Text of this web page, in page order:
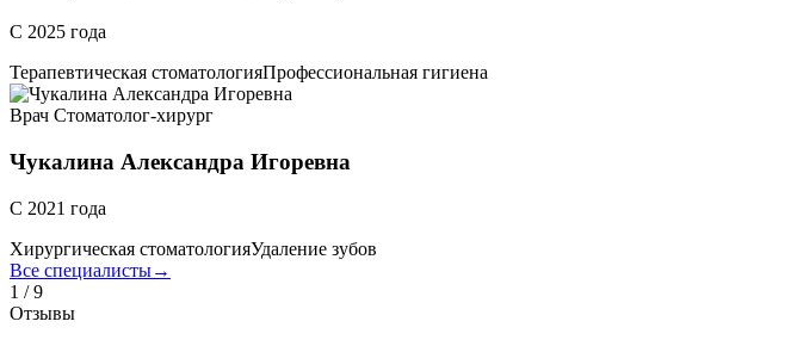
С 2025 года
Терапевтическая стоматологияПрофессиональная гигиена
Врач Стоматолог-хирург
Чукалина Александра Игоревна
С 2021 года
Хирургическая стоматологияУдаление зубов
Все специалисты→
1 /9
Отзывы